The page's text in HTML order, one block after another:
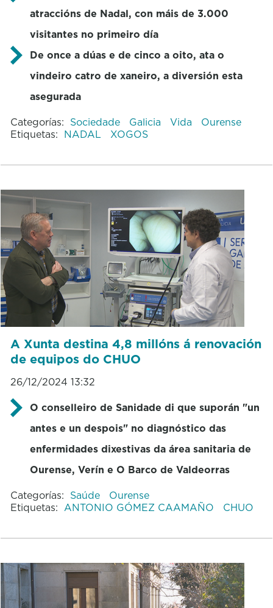
atraccións de Nadal, con máis de 3.000
visitantes no primeiro día
De once a dúas e de cinco a oito, ata o
vindeiro catro de xaneiro, a diversión esta
asegurada
Categorías: Sociedade Galicia Vida
Ourense
Etiquetas: NADAL XOGOS
A Xunta destina 4,8 millóns á renovación
de equipos do CHUO
26/12/2024 13:32
O conselleiro de Sanidade di que suporán "un
antes e un despois" no diagnóstico das
enfermidades dixestivas da área sanitaria de
Ourense, Verín e O Barco de Valdeorras
Categorías: Saúde
Ourense
Etiquetas: ANTONIO GÓMEZ CAAMAÑO CHUO